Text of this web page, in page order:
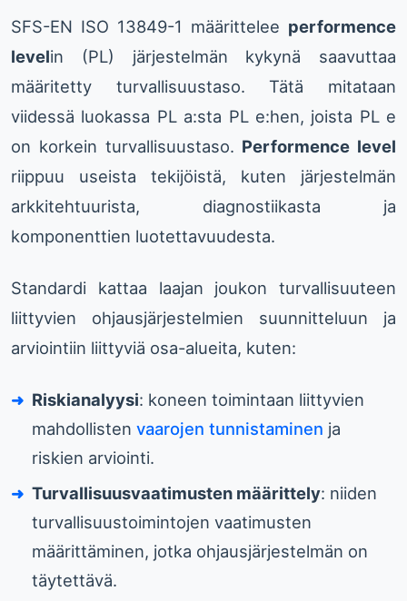
SFS-EN ISO 13849-1 määrittelee performence
levelin (PL) järjestelmän kykynä saavuttaa
määritetty turvallisuustaso. Tätä mitataan
viidessä luokassa PL a:sta PL e:hen, joista PL e
on korkein turvallisuustaso. Performence level
riippuu useista tekijöistä, kuten järjestelmän
arkkitehtuurista, diagnostiikasta ja
komponenttien luotettavuudesta.
Standardi kattaa laajan joukon turvallisuuteen
liittyvien ohjausjärjestelmien suunnitteluun ja
arviointiin liittyviä osa-alueita, kuten:
Riskianalyysi: koneen toimintaan liittyvien
mahdollistenvaarojen tunnistaminen ja
riskien arviointi.
Turvallisuusvaatimusten määrittely: niiden
turvallisuustoimintojen vaatimusten
määrittäminen, jotka ohjausjärjestelmän on
täytettävä.